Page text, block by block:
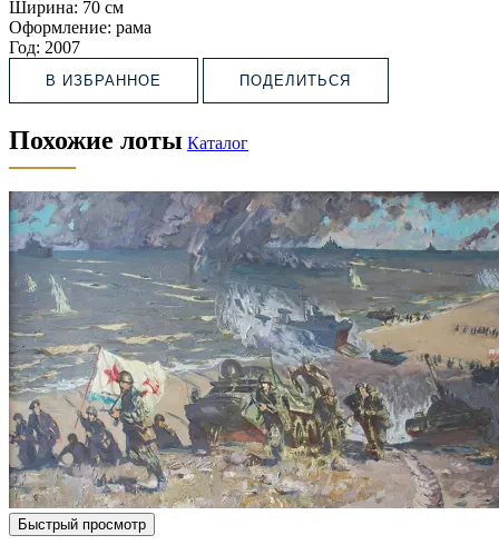
Ширина: 70 см
Оформление: рама
Год: 2007
В ИЗБРАННОЕ ПОДЕЛИТЬСЯ
Похожие лоты Каталог
Быстрый просмотр